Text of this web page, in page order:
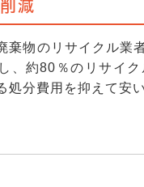
減
棄物のリサイクル業
、約80％のリサイ
処分費用を抑えて安